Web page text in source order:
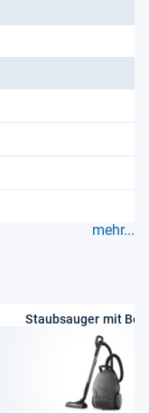
mehr...
Staubsauger mit